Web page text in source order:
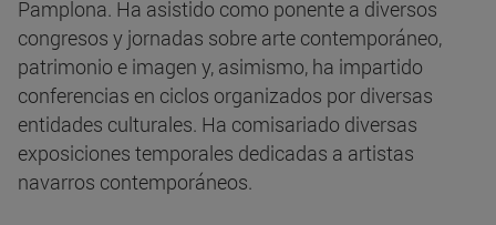
Pamplona. Ha asistido como ponente a diversos
congresos y jornadas sobre arte contemporáneo,
patrimonio e imagen y, asimismo, ha impartido
conferencias en ciclos organizados por diversas
entidades culturales. Ha comisariado diversas
exposiciones temporales dedicadas a artistas
navarros contemporáneos.